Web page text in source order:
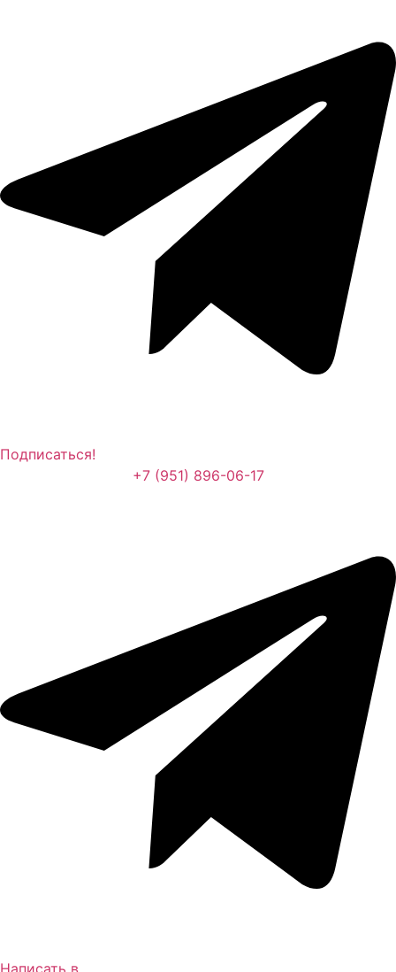
Подписаться!
+7 (951) 896-06-17
Написать в